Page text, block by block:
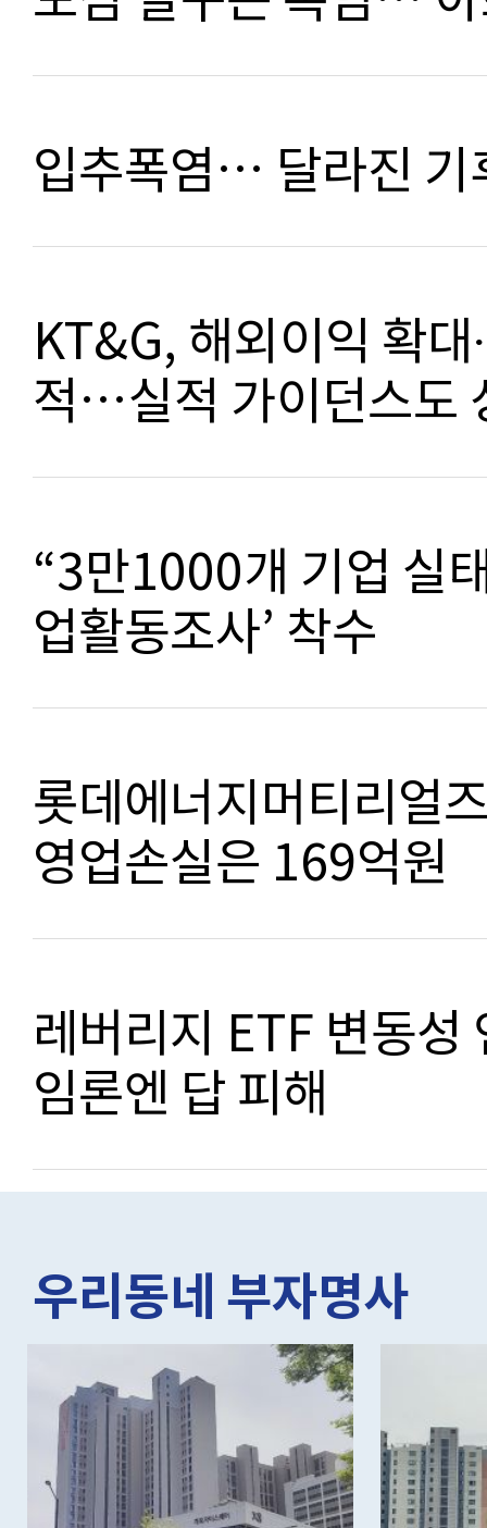
입추폭염… 달라진 기
KT&G, 해외이익 확
적…실적 가이던스도
“3만1000개 기업 실
업활동조사’ 착수
롯데에너지머티리얼
영업손실은 169억원
레버리지 ETF 변동
임론엔 답 피해
우리동네 부자명사